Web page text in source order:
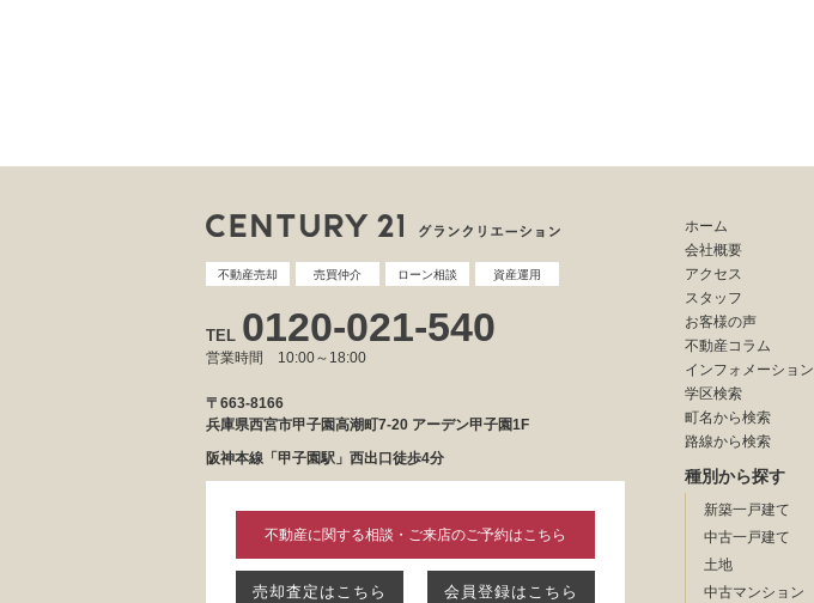
不動産売却 売買仲介 ローン相談 資産運用
TEL 0120-021-540
営業時間 10:00～18:00
〒663-8166
兵庫県西宮市甲子園高潮町7-20 アーデン甲子園1F
阪神本線「甲子園駅」西出口徒歩4分
不動産に関する相談・ご来店のご予約はこちら
売却査定はこちら 会員登録はこちら
ホーム
会社概要
アクセス
スタッフ
お客様の声
不動産コラム
インフォメーション
学区検索
町名から検索
路線から検索
種別から探す
新築一戸建て
中古一戸建て
土地
中古マンション